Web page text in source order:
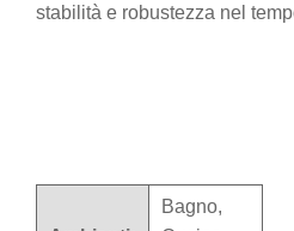
stabilità e robustezza nel
Bagno,